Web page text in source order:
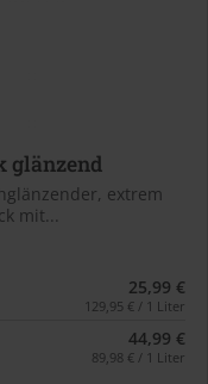
glänzend
extrem
mit...
25,99 €
129,95 € / 1 Liter
44,99 €
89,98 € / 1 Liter